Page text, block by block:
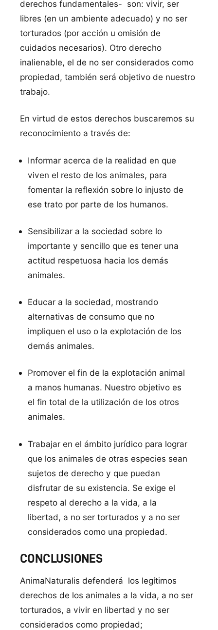
derechos fundamentales- son: vivir, ser
libres (en un ambiente adecuado) y no ser
torturados (por acción u omisión de
cuidados necesarios). Otro derecho
inalienable, el de no ser considerados como
propiedad, también será objetivo de nuestro
trabajo.
En virtud de estos derechos buscaremos su
reconocimiento a través de:
Informar acerca de la realidad en que
viven el resto de los animales, para
fomentar la reflexión sobre lo injusto de
ese trato por parte de los humanos.
Sensibilizar a la sociedad sobre lo
importante y sencillo que es tener una
actitud respetuosa hacia los demás
animales.
Educar a la sociedad, mostrando
alternativas de consumo que no
impliquen el uso o la explotación de los
demás animales.
Promover el fin de la explotación animal
a manos humanas. Nuestro objetivo es
el fin total de la utilización de los otros
animales.
Trabajar en el ámbito jurídico para lograr
que los animales de otras especies sean
sujetos de derecho y que puedan
disfrutar de su existencia. Se exige el
respeto al derecho a la vida, a la
libertad, a no ser torturados y a no ser
considerados como una propiedad.
CONCLUSIONES
AnimaNaturalis defenderá los legítimos
derechos de los animales a la vida, a no ser
torturados, a vivir en libertad y no ser
considerados como propiedad;